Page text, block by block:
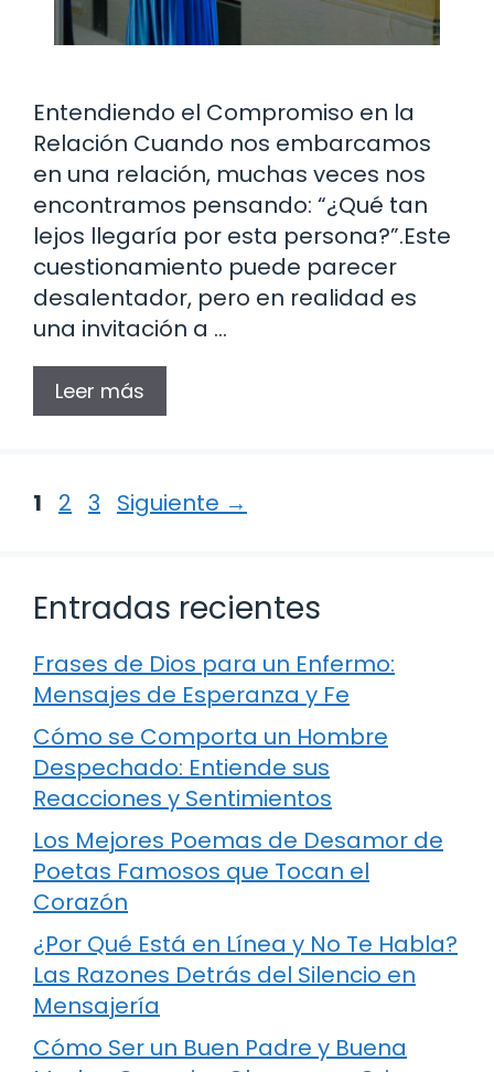
Entendiendo el Compromiso en la
Relación Cuando nos embarcamos
en una relación, muchas veces nos
encontramos pensando: “¿Qué tan
lejos llegaría por esta persona?”.Este
cuestionamiento puede parecer
desalentador, pero en realidad es
una invitación a …
Leer más
Página
1 Página
2 Página
3 Siguiente →
Entradas recientes
Frases de Dios para un Enfermo:
Mensajes de Esperanza y Fe
Cómo se Comporta un Hombre
Despechado: Entiende sus
Reacciones y Sentimientos
Los Mejores Poemas de Desamor de
Poetas Famosos que Tocan el
Corazón
¿Por Qué Está en Línea y No Te Habla?
Las Razones Detrás del Silencio en
Mensajería
Cómo Ser un Buen Padre y Buena